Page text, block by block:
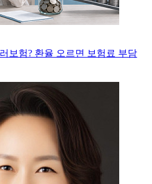
보험? 환율 오르면 보험료 부담